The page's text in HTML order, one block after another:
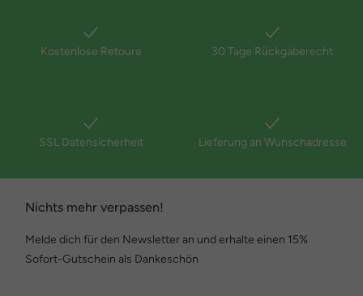
Kostenlose Retoure 30 Tage Rückgaberecht
SSL Datensicherheit Lieferung an Wunschadresse
Nichts mehr verpassen!
Melde dich für den Newsletter an und erhalte einen 15%
Sofort-Gutschein als Dankeschön